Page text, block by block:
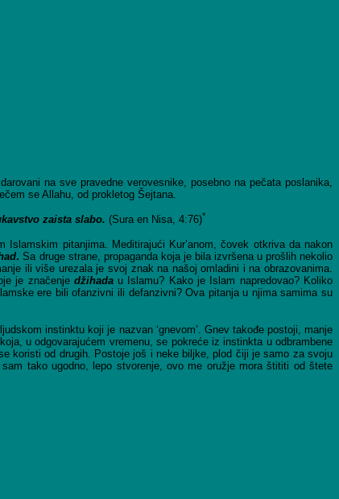
na sve pravedne verovesnike, posebno na pečata poslanika,
se Allahu, od prokletog Šejtana.
zaista slabo. (Sura en Nisa, 4:76)*
Islamskim pitanjima. Meditirajući Kur’anom, čovek otkriva da nakon
. Sa druge strane, propaganda koja je bila izvršena u prošlih nekolio
ili više urezala je svoj znak na našoj omladini i na obrazovanima.
je značenje džihadau Islamu? Kako je Islam napredovao? Koliko
ere bili ofanzivni ili defanzivni? Ova pitanja u njima samima su
instinktu koji je nazvan ‘gnevom’. Gnev takođe postoji, manje
u odgovarajućem vremenu, se pokreće iz instinkta u odbrambene
koristi od drugih. Postoje još i neke biljke, plod čiji je samo za svoju
tako ugodno, lepo stvorenje, ovo me oružje mora štititi od štete